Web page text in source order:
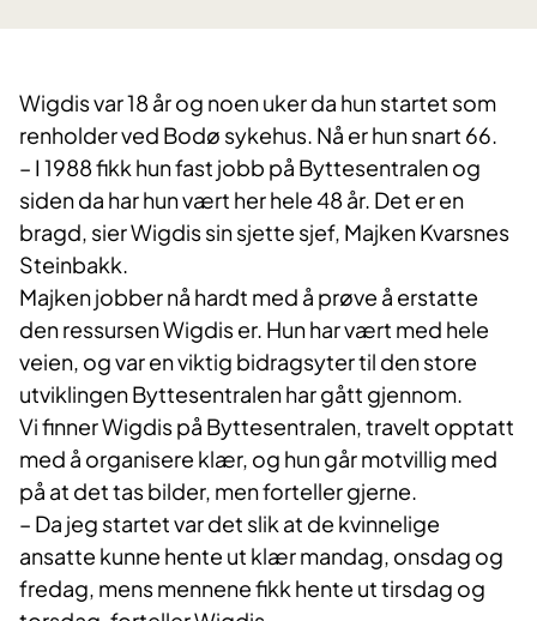
Wigdis var 18 år og noen uker da hun startet som
renholder ved Bodø sykehus. Nå er hun snart 66.
– I 1988 fikk hun fast jobb på Byttesentralen og
siden da har hun vært her hele 48 år. Det er en
bragd, sier Wigdis sin sjette sjef, Majken Kvarsnes
Steinbakk.
Majken jobber nå hardt med å prøve å erstatte
den ressursen Wigdis er. Hun har vært med hele
veien, og var en viktig bidragsyter til den store
utviklingen Byttesentralen har gått gjennom.
Vi finner Wigdis på Byttesentralen, travelt opptatt
med å organisere klær, og hun går motvillig med
på at det tas bilder, men forteller gjerne.
– Da jeg startet var det slik at de kvinnelige
ansatte kunne hente ut klær mandag, onsdag og
fredag, mens mennene fikk hente ut tirsdag og